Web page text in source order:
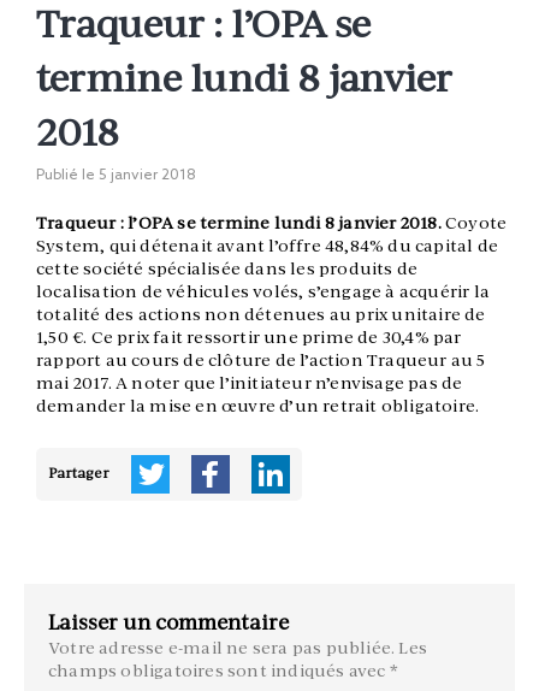
Traqueur : l’OPA se
termine lundi 8 janvier
2018
Publié le 5 janvier 2018
Traqueur : l’OPA se termine lundi 8 janvier 2018.Coyote
System, qui détenait avant l’offre 48,84% du capital de
cette société spécialisée dans les produits de
localisation de véhicules volés, s’engage à acquérir la
totalité des actions non détenues au prix unitaire de
1,50 €. Ce prix fait ressortir une prime de 30,4% par
rapport au cours de clôture de l’action Traqueur au 5
mai 2017. A noter que l’initiateur n’envisage pas de
demander la mise en œuvre d’un retrait obligatoire.
Partager
Laisser un commentaire
Votre adresse e-mail ne sera pas publiée. Les
champs obligatoires sont indiqués avec *